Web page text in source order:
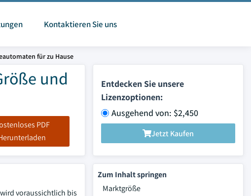
Kontaktieren Sie uns
für zu Hause
und
PDF
Entdecken Sie unsere
Lizenzoptionen:
Ausgehend von: $2,450
Jetzt Kaufen
voraussichtlich bis
Zum Inhalt springen
Marktgröße